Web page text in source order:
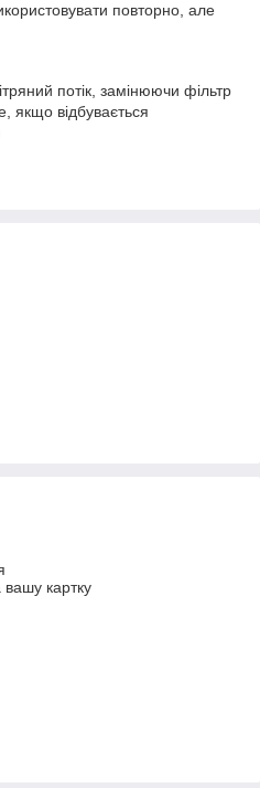
повторно, але
потік, замінюючи фільтр
якщо відбувається
вашу картку